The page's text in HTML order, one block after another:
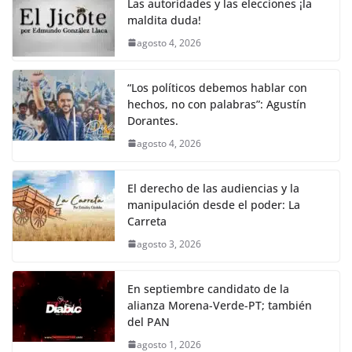
k
Las autoridades y las elecciones ¡la
maldita duda!
agosto 4, 2026
“Los políticos debemos hablar con
hechos, no con palabras”: Agustín
Dorantes.
agosto 4, 2026
El derecho de las audiencias y la
manipulación desde el poder: La
Carreta
agosto 3, 2026
En septiembre candidato de la
alianza Morena-Verde-PT; también
del PAN
agosto 1, 2026